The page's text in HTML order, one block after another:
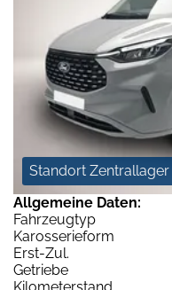
Standort Zentrallager
Allgemeine Daten:
Fahrzeugtyp
Karosserieform
Erst-Zul.
Getriebe
Kilometerstand